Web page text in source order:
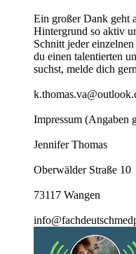
Ein großer Dank geht
Hintergrund so aktiv
Schnitt jeder
du einen talentierten
suchst, melde dich
Impressum (Angaben
Jennifer Thomas
Oberwälder Straße 10
73117 Wangen